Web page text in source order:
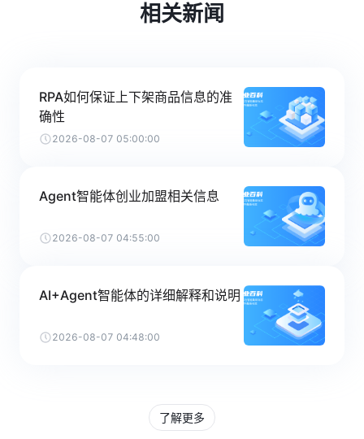
相关新闻
RPA如何保证上下架商品信息的准
确性
2026-08-07 05:00:00
Agent智能体创业加盟相关信息
2026-08-07 04:55:00
AI+Agent智能体的详细解释和说明
2026-08-07 04:48:00
了解更多